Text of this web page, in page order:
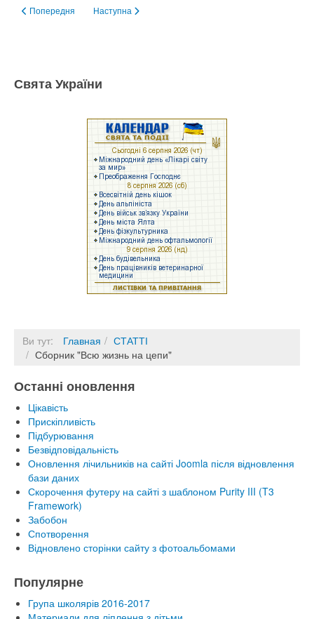
Попередня стаття: Откуда приходит помощь
Попередня Наступна стаття: Изменение характера
Наступна
Свята України
Ви тут: Главная
СТАТТІ
Сборник "Всю жизнь на цепи"
Останні оновлення
Цікавість
Прискіпливість
Підбурювання
Безвідповідальність
Оновлення лічильників на сайті Joomla після відновлення
бази даних
Скорочення футеру на сайті з шаблоном Purity III (T3
Framework)
Забобон
Спотворення
Відновлено сторінки сайту з фотоальбомами
Популярне
Група школярів 2016-2017